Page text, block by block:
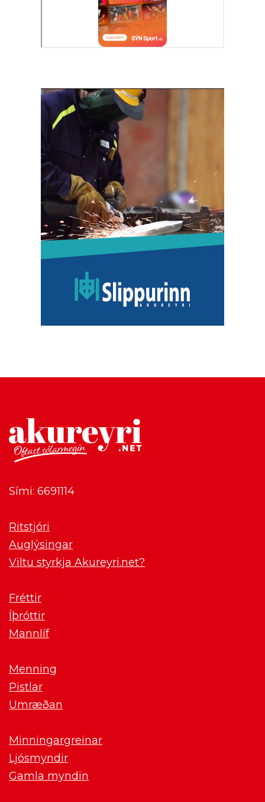
Sími: 6691114
Ritstjóri
Auglýsingar
Viltu styrkja Akureyri.net?
Fréttir
Íþróttir
Mannlíf
Menning
Pistlar
Umræðan
Minningargreinar
Ljósmyndir
Gamla myndin